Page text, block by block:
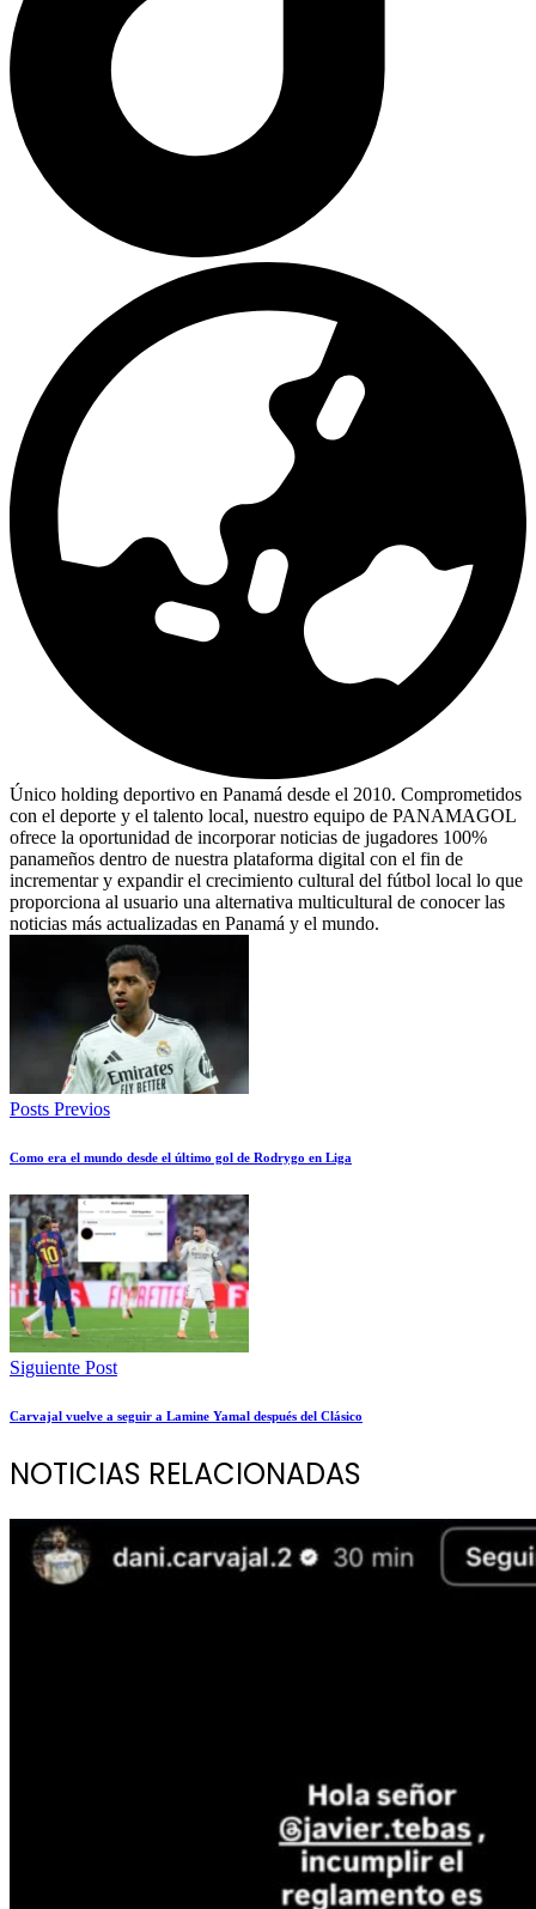
Único holding deportivo en Panamá desde el 2010. Comprometidos
con el deporte y el talento local, nuestro equipo de PANAMAGOL
ofrece la oportunidad de incorporar noticias de jugadores 100%
panameños dentro de nuestra plataforma digital con el fin de
incrementar y expandir el crecimiento cultural del fútbol local lo que
proporciona al usuario una alternativa multicultural de conocer las
noticias más actualizadas en Panamá y el mundo.
Posts Previos
Como era el mundo desde el último gol de Rodrygo en Liga
Siguiente Post
Carvajal vuelve a seguir a Lamine Yamal después del Clásico
NOTICIAS RELACIONADAS